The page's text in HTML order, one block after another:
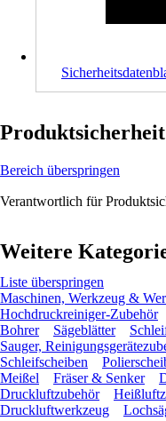
Produktsicherheit
Bereich überspringen
Verantwortlich für
Weitere
Liste überspringen
Maschinen, Werkzeug &
Hochdruckreiniger-Zubehör
Bohrer
Sägeblätter
Sauger,
Schleifscheiben
Meißel
Fräser & Senker
Druckluftzubehör
Druckluftwerkzeug